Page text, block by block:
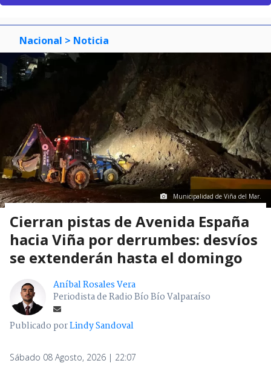
Nacional > Noticia
Municipalidad de Viña del Mar.
Cierran pistas de Avenida España
hacia Viña por derrumbes: desvíos
se extenderán hasta el domingo
Aníbal Rosales Vera
Periodista de Radio Bío Bío Valparaíso
Publicado porLindy Sandoval
Sábado 08 Agosto, 2026 | 22:07